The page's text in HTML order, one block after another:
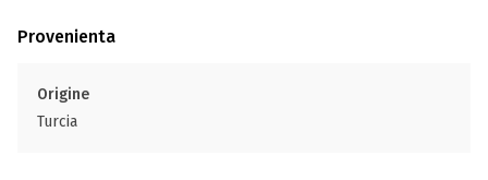
Provenienta
Origine
Turcia